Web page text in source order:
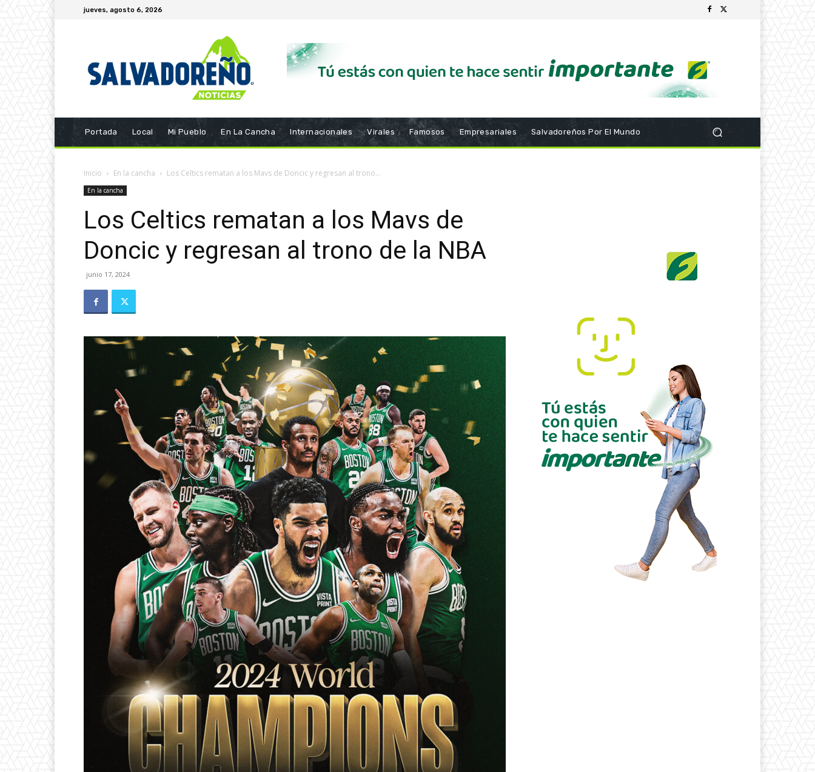
jueves, agosto 6, 2026
Portada Local Mi Pueblo En La Cancha Internacionales Virales Famosos Empresariales Salvadoreños Por El Mundo
Inicio En la cancha Los Celtics rematan a los Mavs de Doncic y regresan al trono...
En la cancha
Los Celtics rematan a los Mavs de
Doncic y regresan al trono de la NBA
junio 17, 2024